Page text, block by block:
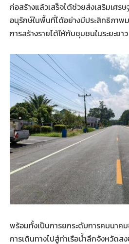
ก่อสร้างแล้วเสร็จได้ช่วยส่งเสริมเศร
อนุรักษ์ในพื้นที่ได้อย่างมีประสิทธิภาพ
การสร้างรายได้ให้กับชุมชนในระยะยาว
พร้อมทั้งเป็นการยกระดับการคมนาค
การเดินทางไปสู่ท่าเรือน้ำลึกจังหวัดส